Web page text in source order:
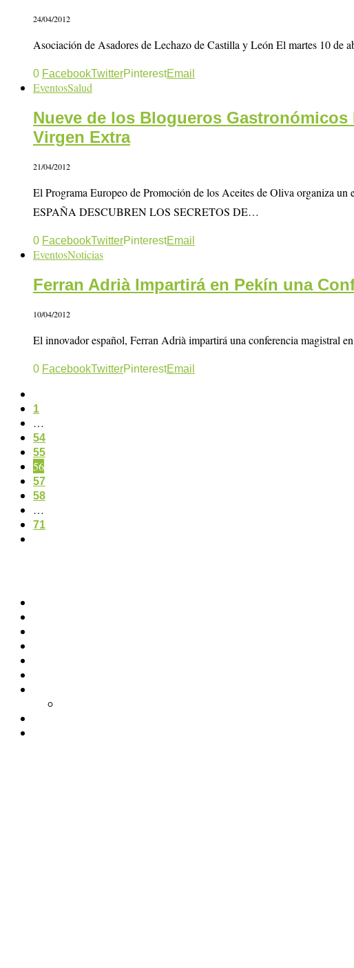
24/04/2012
Asociación de Asadores de Lechazo de Castilla y León El martes 10
0 FacebookTwitterPinterestEmail
EventosSalud
Nueve de los Blogueros
Virgen Extra
21/04/2012
El Programa Europeo de Promoción de los Aceites de Oliva
ESPAÑA DESCUBREN LOS SECRETOS DE…
0 FacebookTwitterPinterestEmail
EventosNoticias
Ferran Adrià Impartirá en Pekín una
10/04/2012
El innovador español, Ferran Adrià impartirá una conferencia magistral
0 FacebookTwitterPinterestEmail
1
…
54
55
56
57
58
…
71